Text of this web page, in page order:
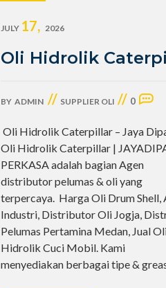
JULY 17, 2026
Oli Hidrolik
BY ADMIN // SUPPLIER OLI // 0
Oli Hidrolik Caterpillar – Jaya
Oli Hidrolik Caterpillar |
PERKASA adalah bagian Agen
distributor pelumas & oli yang
terpercaya. Harga Oli Drum Shell,
Industri, Distributor Oli Jogja,
Pelumas Pertamina Medan, Jual
Hidrolik Cuci Mobil. Kami
menyediakan berbagai tipe &